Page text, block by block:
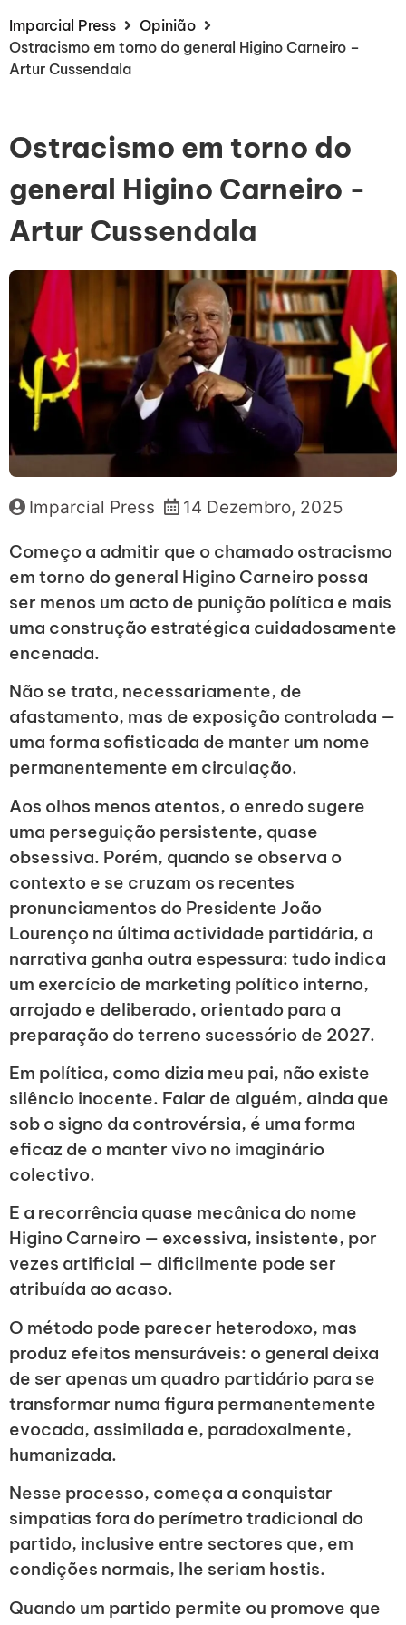
Imparcial Press
Opinião
Ostracismo em torno do general Higino Carneiro –
Artur Cussendala
Ostracismo em torno do
general Higino Carneiro -
Artur Cussendala
Imparcial Press 14 Dezembro, 2025
Começo a admitir que o chamado ostracismo
em torno do general Higino Carneiro possa
ser menos um acto de punição política e mais
uma construção estratégica cuidadosamente
encenada.
Não se trata, necessariamente, de
afastamento, mas de exposição controlada —
uma forma sofisticada de manter um nome
permanentemente em circulação.
Aos olhos menos atentos, o enredo sugere
uma perseguição persistente, quase
obsessiva. Porém, quando se observa o
contexto e se cruzam os recentes
pronunciamentos do Presidente João
Lourenço na última actividade partidária, a
narrativa ganha outra espessura: tudo indica
um exercício de marketing político interno,
arrojado e deliberado, orientado para a
preparação do terreno sucessório de 2027.
Em política, como dizia meu pai, não existe
silêncio inocente. Falar de alguém, ainda que
sob o signo da controvérsia, é uma forma
eficaz de o manter vivo no imaginário
colectivo.
E a recorrência quase mecânica do nome
Higino Carneiro — excessiva, insistente, por
vezes artificial — dificilmente pode ser
atribuída ao acaso.
O método pode parecer heterodoxo, mas
produz efeitos mensuráveis: o general deixa
de ser apenas um quadro partidário para se
transformar numa figura permanentemente
evocada, assimilada e, paradoxalmente,
humanizada.
Nesse processo, começa a conquistar
simpatias fora do perímetro tradicional do
partido, inclusive entre sectores que, em
condições normais, lhe seriam hostis.
Quando um partido permite ou promove que